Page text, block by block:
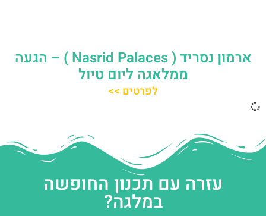
ארמון נסריד ( Nasrid Palaces ) – הגעה
ממלאגה ליום טיול
לפרטים >>
עזרה עם תכנון החופשה
במלגה?